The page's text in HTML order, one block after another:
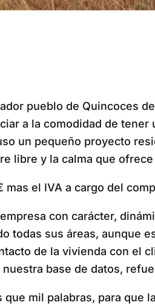
pueblo de Quincoces
a la comodidad de
un pequeño proyecto
libre y la calma que
el IVA a cargo del
con carácter,
todas sus áreas, aunque
de la vivienda con el
base de datos,
que mil palabras, para